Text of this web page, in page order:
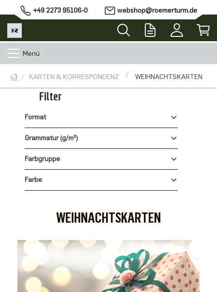
+49 2273 95106-0 webshop@roemerturm.de
Menü
KARTEN & KORRESPONDENZ WEIHNACHTSKARTEN
Filter
Format
Grammatur (g/m²)
Farbgruppe
Farbe
WEIHNACHTSKARTEN